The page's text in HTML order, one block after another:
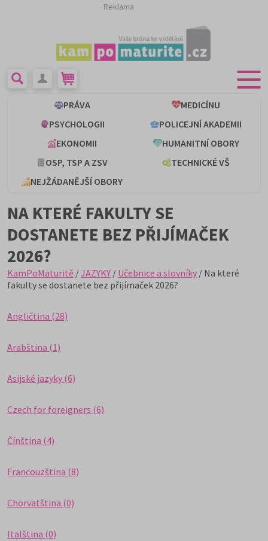
Reklama
PRÁVA
MEDICÍNU
PSYCHOLOGII
POLICEJNÍ AKADEMII
EKONOMII
HUMANITNÍ OBORY
OSP, TSP A ZSV
TECHNICKÉ VŠ
NEJŽÁDANĚJŠÍ OBORY
NA KTERÉ FAKULTY SE
DOSTANETE BEZ PŘIJÍMAČEK
2026?
KamPoMaturitě /JAZYKY / Učebnice a slovníky / Na které
fakulty se dostanete bez přijímaček 2026?
Angličtina (28)
Arabština (1)
Asijské jazyky (6)
Czech for foreigners (6)
Čínština (4)
Francouzština (8)
Chorvatština (0)
Italština (0)